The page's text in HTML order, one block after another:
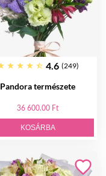
4.6 (249)
Pandora természete
36 600.00 Ft
KOSÁRBA